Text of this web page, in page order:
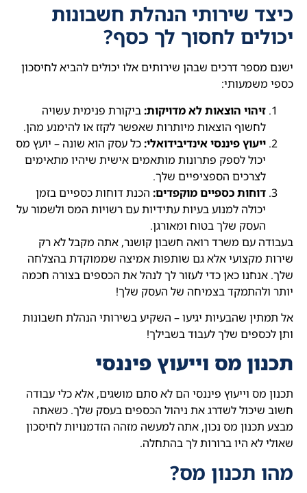
כיצד שירותי הנהלת חשבונות
יכולים לחסוך לך כסף?
ישנם מספר דרכים שבהן שירותים אלו יכולים להביא לחיסכון
כספי משמעותי:
זיהוי הוצאות לא מדויקות:ביקורת פנימית עשויה
לחשוף הוצאות מיותרות שאפשר לקזז או להימנע מהן.
ייעוץ פיננסי אינדיבידואלי:כל עסק הוא שונה – יועץ מס
יכול לספק פתרונות מותאמים אישית שיהיו מתאימים
לצרכים הספציפיים שלך.
דוחות כספיים מוקפדים: הכנת דוחות כספיים בזמן
יכולה למנוע בעיות עתידיות עם רשויות המס ולשמור על
העסק שלך בטוח ומאורגן.
בעבודה עם משרד רואה חשבון קושנר, אתה מקבל לא רק
שירות מקצועי אלא גם שותפות אמיצה שממוקדת בהצלחה
שלך. אנחנו כאן כדי לעזור לך לנהל את הכספים בצורה חכמה
יותר ולהתמקד בצמיחה של העסק שלך!
אל תמתין שהבעיות יגיעו – השקיע בשירותי הנהלת חשבונות
ותן לכספים שלך לעבוד בשבילך!
תכנון מס וייעוץ פיננסי
תכנון מס וייעוץ פיננסי הם לא סתם מושגים, אלא כלי עבודה
חשוב שיכול לשדרג את ניהול הכספים בעסק שלך. כשאתה
מבצע תכנון מס נכון, אתה למעשה מזהה הזדמנויות לחיסכון
שאולי לא היו ברורות לך בהתחלה.
מהו תכנון מס?